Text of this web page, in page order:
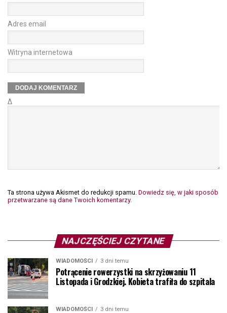
Adres email
Witryna internetowa
Δ
Ta strona używa Akismet do redukcji spamu. Dowiedz się, w jaki sposób
przetwarzane są dane Twoich komentarzy.
NAJCZĘŚCIEJ CZYTANE
WIADOMOŚCI 3 dni temu
Potrącenie rowerzystki na skrzyżowaniu 11
Listopada i Grodzkiej. Kobieta trafiła do szpitala
WIADOMOŚCI 3 dni temu